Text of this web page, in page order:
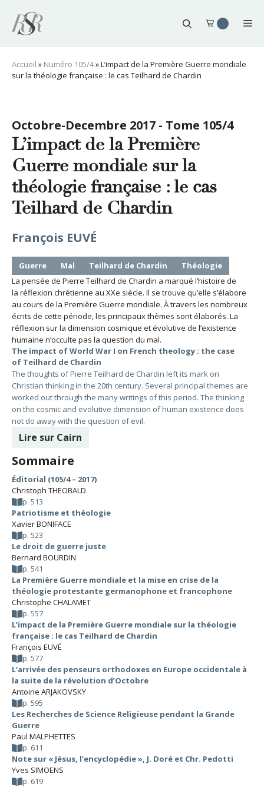
contenu
Accueil » Numéro 105/4»L’impact de la Première Guerre mondiale
sur la théologie française : le cas Teilhard de Chardin
Octobre-Decembre 2017 - Tome 105/4
L’impact de la Première
Guerre mondiale sur la
théologie française : le cas
Teilhard de Chardin
François EUVÉ
Guerre Mal Teilhard de Chardin
Théologie
La pensée de Pierre Teilhard de Chardin a marqué l’histoire de
la réflexion chrétienne au XXe siècle. Il se trouve qu’elle s’élabore
au cours de la Première Guerre mondiale. À travers les nombreux
écrits de cette période, les principaux thèmes sont élaborés. La
réflexion sur la dimension cosmique et évolutive de l’existence
humaine n’occulte pas la question du mal.
The impact of World War I on French theology : the case
of Teilhard de Chardin
The thoughts of Pierre Teilhard de Chardin left its mark on
Christian thinking in the 20th century. Several principal themes are
worked out through the many writings of this period. The thinking
on the cosmic and evolutive dimension of human existence does
not do away with the question of evil.
Lire sur Cairn
Sommaire
Éditorial (105/4 – 2017)
Christoph THEOBALD
p. 513
Patriotisme et théologie
Xavier BONIFACE
p. 523
Le droit de guerre juste
Bernard BOURDIN
p. 541
La Première Guerre mondiale et la mise en crise de la
théologie protestante germanophone et francophone
Christophe CHALAMET
p. 557
L’impact de la Première Guerre mondiale sur la théologie
française : le cas Teilhard de Chardin
François EUVÉ
p. 577
L’arrivée des penseurs orthodoxes en Europe occidentale à
la suite de la révolution d’Octobre
Antoine ARJAKOVSKY
p. 595
Les Recherches de Science Religieuse pendant la Grande
Guerre
Paul MALPHETTES
p. 611
Note sur « Jésus, l’encyclopédie », J. Doré et Chr. Pedotti
Yves SIMOENS
p. 619